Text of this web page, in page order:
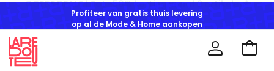
Profiteer van gratis thuis levering
op al de Mode & Home aankopen
Naar